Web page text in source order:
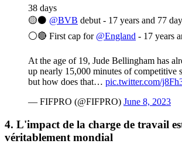
38 days
🟡⚫️ @BVB debut - 17 years and 77
⚪🔴️ First cap for @England - 17 years
At the age of 19, Jude Bellingham has
up nearly 15,000 minutes of competitive
but how does that… pic.twitter.com/
— FIFPRO (@FIFPRO) June 8, 2023
4. L'impact de la charge de travail
véritablement mondial